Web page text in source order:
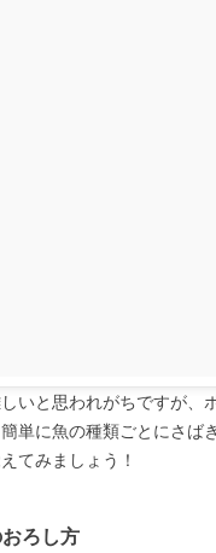
いと思われがちですが、
単に魚の種類ごとにさば
てみましょう！
ろし方